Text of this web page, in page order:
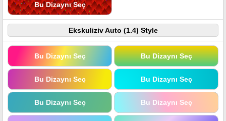
Bu Dizaynı Seç
Ekskuliziv Auto (1.4) Style
Bu Dizaynı Seç Bu Dizaynı Seç
Bu Dizaynı Seç Bu Dizaynı Seç
Bu Dizaynı Seç Bu Dizaynı Seç